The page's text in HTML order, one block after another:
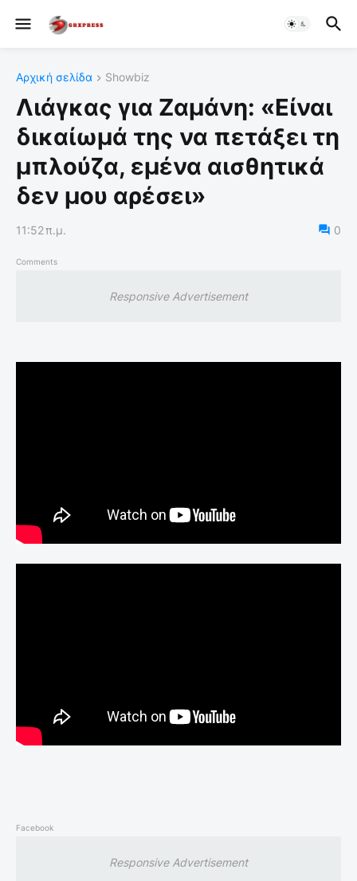
Αρχική σελίδα Showbiz
Λιάγκας για Ζαμάνη: «Είναι
δικαίωμά της να πετάξει τη
μπλούζα, εμένα αισθητικά
δεν μου αρέσει»
11:52 π.μ. 0
Comments
Responsive Advertisement
Facebook
Responsive Advertisement